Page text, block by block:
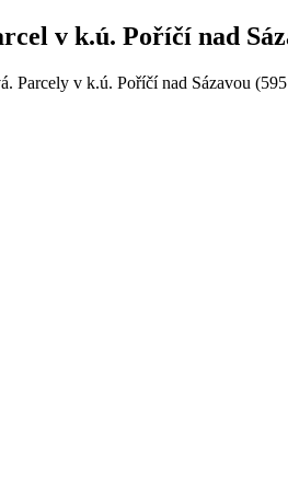
v k.ú. Poříčí nad
v k.ú. Poříčí nad Sázavou